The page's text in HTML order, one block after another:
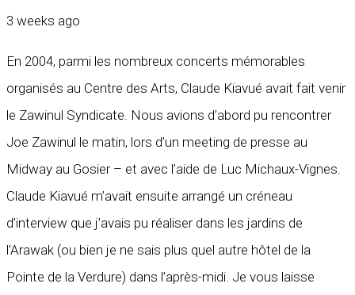
3 weeks ago
En 2004, parmi les nombreux concerts mémorables
organisés au Centre des Arts, Claude Kiavué avait fait venir
le Zawinul Syndicate. Nous avions d’abord pu rencontrer
Joe Zawinul le matin, lors d’un meeting de presse au
Midway au Gosier – et avec l’aide de Luc Michaux-Vignes.
Claude Kiavué m’avait ensuite arrangé un créneau
d’interview que j’avais pu réaliser dans les jardins de
l’Arawak (ou bien je ne sais plus quel autre hôtel de la
Pointe de la Verdure) dans l’après-midi. Je vous laisse